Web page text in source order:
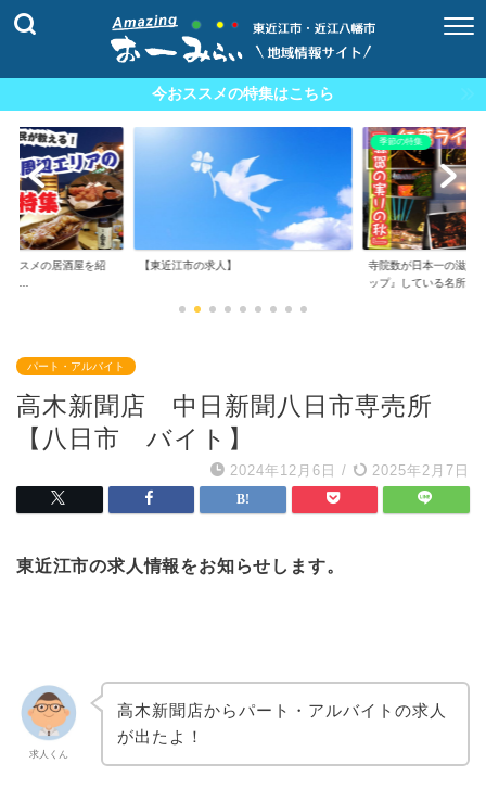
今おススメの特集はこちら
ススメの居酒屋を紹
の...
【東近江市の求人】
季節の特集
寺院数が日本一の滋賀
ップ』している名所...
パート・アルバイト
高木新聞店 中日新聞八日市専売所
【八日市 バイト】
2024年12月6日 / 2025年2月7日
東近江市の求人情報をお知らせします。
求人くん
高木新聞店からパート・アルバイトの求人
が出たよ！